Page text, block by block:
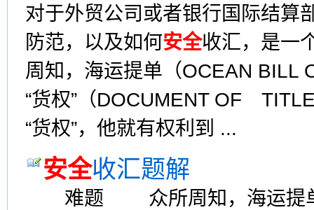
对于外贸公司或者银行国际结算
防范，以及如何安全收汇，是
周知，海运提单（OCEAN
“货权”（DOCUMENT OF
“货权”，他就有权利到 ...
安全收汇题解
难题 众所周知，海运提单